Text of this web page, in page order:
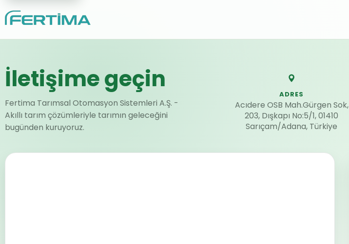
İletişime geçin
Fertima Tarımsal Otomasyon Sistemleri A.Ş. -
Akıllı tarım çözümleriyle tarımın geleceğini
bugünden kuruyoruz.
ADRES
Acıdere OSB Mah.Gürgen Sok,
203, Dışkapı No:5/1, 01410
Sarıçam/Adana, Türkiye